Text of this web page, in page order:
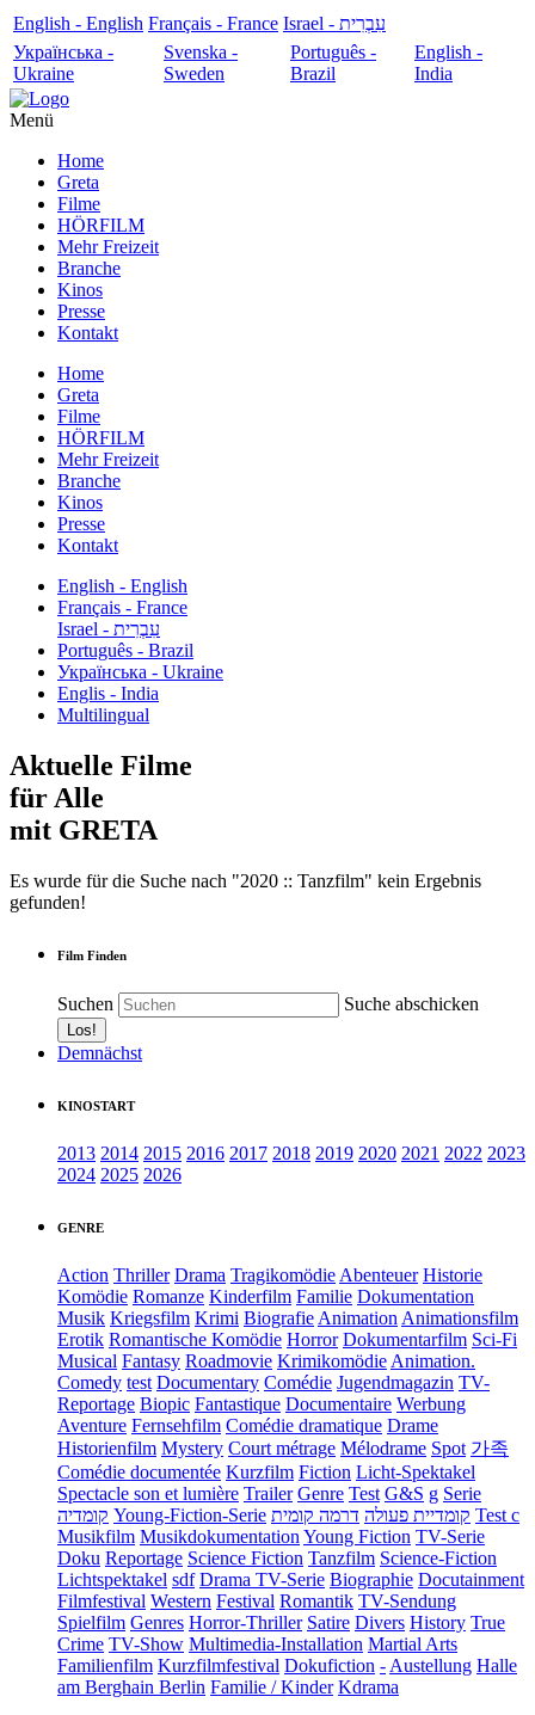
English - English Français - France
עִבְרִית - Israel
Українська -
Ukraine
Svenska -
Sweden
Português -
Brazil
English -
India
Menü
Home
Greta
Filme
HÖRFILM
Mehr Freizeit
Branche
Kinos
Presse
Kontakt
Home
Greta
Filme
HÖRFILM
Mehr Freizeit
Branche
Kinos
Presse
Kontakt
English - English
Français - France
עִבְרִית - Israel
Português - Brazil
Українська - Ukraine
Englis - India
Multilingual
Aktuelle Filme
für Alle
mit GRETA
Es wurde für die Suche nach "2020 :: Tanzfilm" kein Ergebnis
gefunden!
Film Finden
Suchen Suche abschicken
Demnächst
KINOSTART
2013 2014 2015 2016 2017 2018 2019 2020 2021 2022 2023
2024 2025 2026
GENRE
Action Thriller Drama Tragikomödie Abenteuer Historie
Komödie Romanze Kinderfilm Familie Dokumentation
Musik Kriegsfilm Krimi Biografie Animation Animationsfilm
Erotik Romantische Komödie Horror Dokumentarfilm Sci-Fi
Musical Fantasy Roadmovie Krimikomödie Animation.
Comedy test Documentary Comédie Jugendmagazin TV-
Reportage Biopic Fantastique Documentaire Werbung
Aventure Fernsehfilm Comédie dramatique Drame
Historienfilm Mystery Court métrage Mélodrame Spot 가족
Comédie documentée Kurzfilm Fiction Licht-Spektakel
Spectacle son et lumière Trailer Genre Test G&S g Serie
קומדיה Young-Fiction-Serie קומדיית פעולה דרמה קומית
Test c
Musikfilm Musikdokumentation Young Fiction TV-Serie
Doku Reportage Science Fiction Tanzfilm Science-Fiction
Lichtspektakel sdf Drama TV-Serie Biographie Docutainment
Filmfestival Western Festival Romantik TV-Sendung
Spielfilm Genres Horror-Thriller Satire Divers History True
Crime TV-Show Multimedia-Installation Martial Arts
Familienfilm Kurzfilmfestival Dokufiction - Austellung Halle
am Berghain Berlin Familie / Kinder Kdrama